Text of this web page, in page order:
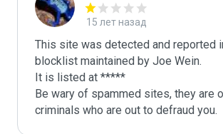
15 лет назад
This site was detected and reported
blocklist maintained by Joe Wein.
It is listed at *****
Be wary of spammed sites, they are
criminals who are out to defraud you.